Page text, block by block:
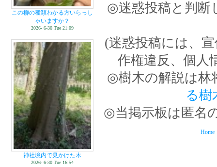
この柳の種類わかる方いらっし
ゃいますか？
2026- 6-30 Tue 21:09
神社境内で見かけた木
2026- 6-30 Tue 16:54
◎迷惑投稿と判断
(迷惑投稿には、
作権違反、個人
◎樹木の解説は林
る樹
◎当掲示板は匿名
Home